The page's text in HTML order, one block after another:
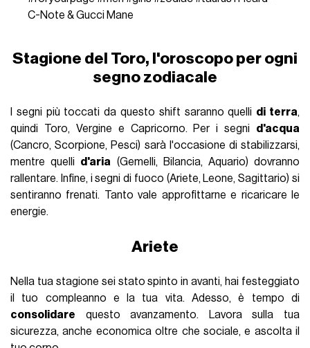
C-Note & Gucci Mane
Stagione del Toro, l'oroscopo per ogni
segno zodiacale
I segni più toccati da questo shift saranno quelli di terra,
quindi Toro, Vergine e Capricorno. Per i segni d'acqua
(Cancro, Scorpione, Pesci) sarà l'occasione di stabilizzarsi,
mentre quelli d'aria (Gemelli, Bilancia, Aquario) dovranno
rallentare. Infine, i segni di fuoco (Ariete, Leone, Sagittario) si
sentiranno frenati. Tanto vale approfittarne e ricaricare le
energie.
Ariete
Nella tua stagione sei stato spinto in avanti, hai festeggiato
il tuo compleanno e la tua vita. Adesso, è tempo di
consolidare questo avanzamento. Lavora sulla tua
sicurezza, anche economica oltre che sociale, e ascolta il